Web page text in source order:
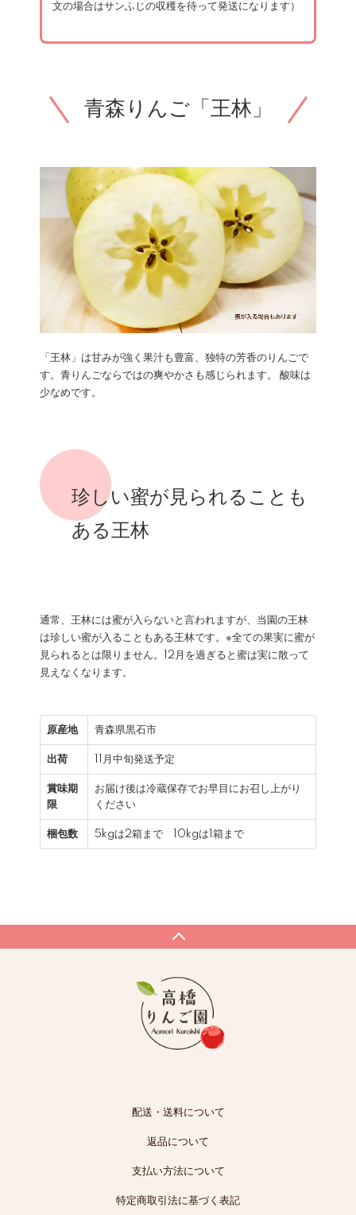
文の場合はサンふじの収穫を待って発送になります）
青森りんご「王林」
「王林」は甘みが強く果汁も豊富、独特の芳香のりんごで
す。青りんごならではの爽やかさも感じられます。 酸味は
少なめです。
珍しい蜜が見られることも
ある王林
通常、王林には蜜が入らないと言われますが、当園の王林
は珍しい蜜が入ることもある王林です。※全ての果実に蜜が
見られるとは限りません。12月を過ぎると蜜は実に散って
見えなくなります。
原産地 青森県黒石市
出荷 11月中旬発送予定
賞味期
限
お届け後は冷蔵保存でお早目にお召し上がり
ください
梱包数 5kgは2箱まで 10kgは1箱まで
配送・送料について
返品について
支払い方法について
特定商取引法に基づく表記